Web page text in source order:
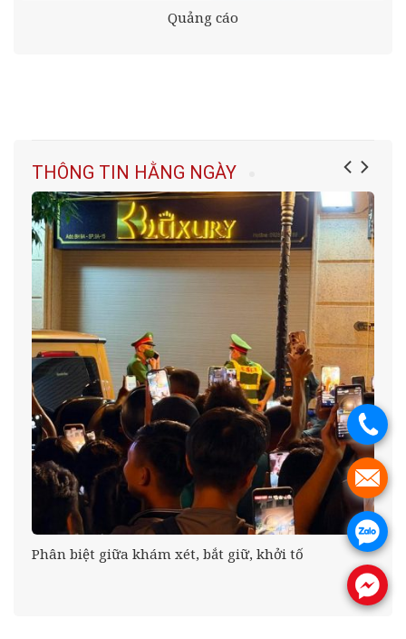
Quảng cáo
THÔNG TIN HẰNG NGÀY
Phân biệt giữa khám xét, bắt giữ, khởi tố
.
.
.
.